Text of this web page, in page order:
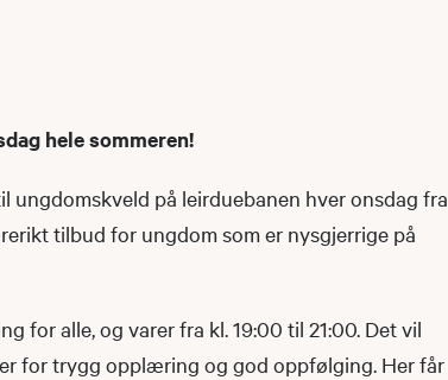
hele sommeren!
ungdomskveld på leirduebanen hver onsdag fra
tilbud for ungdom som er nysgjerrige på
for alle, og varer fra kl. 19:00 til 21:00. Det vil
for trygg opplæring og god oppfølging. Her får